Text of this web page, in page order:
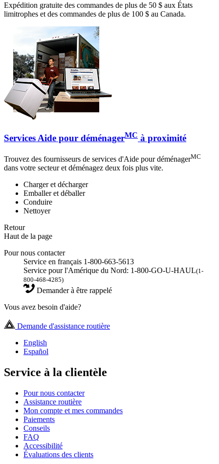
Expédition gratuite des commandes de plus de 50 $ aux États
limitrophes et des commandes de plus de 100 $ au Canada.
Services Aide pour déménagerMC à proximité
Trouvez des fournisseurs de services d'Aide pour déménagerMC
dans votre secteur et déménagez deux fois plus vite.
Charger et décharger
Emballer et déballer
Conduire
Nettoyer
Retour
Haut de la page
Pour nous contacter
Service en français 1-800-663-5613
Service pour l'Amérique du Nord: 1-800-GO-U-HAUL(1-
800-468-4285)
Demander à être rappelé
Vous avez besoin d'aide?
Demande d'assistance routière
English
Español
Service à la clientèle
Pour nous contacter
Assistance routière
Mon compte et mes commandes
Paiements
Conseils
FAQ
Accessibilité
Évaluations des clients